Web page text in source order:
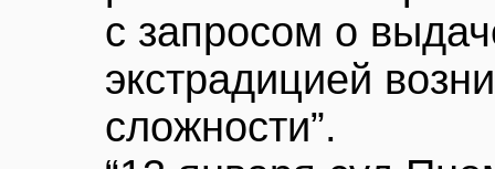
с запросом о
экстрадицией
сложности”.